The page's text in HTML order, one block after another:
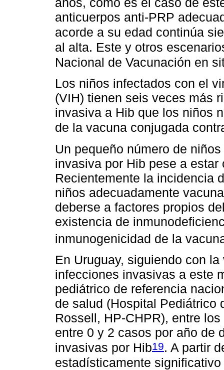
anticuerpos anti-PRP
acorde a su edad continúa
al alta. Este y otros
Nacional de Vacunación en
Los niños infectados con el
(VIH) tienen seis veces más
invasiva a Hib que los niños
de la vacuna conjugada
Un pequeño número de
invasiva por Hib pese a
Recientemente la incidencia
niños adecuadamente
deberse a factores propios
existencia de
inmunogenicidad de la
En Uruguay, siguiendo con
infecciones invasivas a este
pediátrico de referencia
de salud (Hospital Pediátrico
Rossell, HP-CHPR), entre
entre 0 y 2 casos por año de
invasivas por Hib19. A partir
estadísticamente